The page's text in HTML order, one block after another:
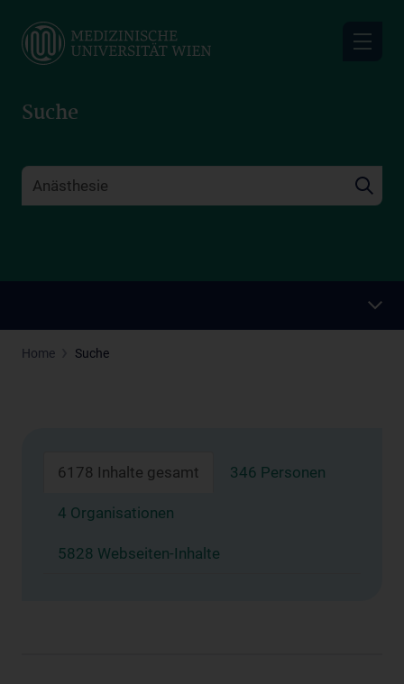
main
Suche
Home Suche
6178 Inhalte gesamt 346 Personen
4 Organisationen
5828 Webseiten-Inhalte